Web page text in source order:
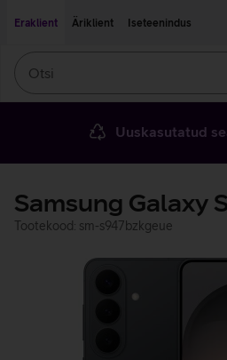
Eraklient
Äriklient Iseteenindus
Uuskasutatud
Samsung Galaxy
Tootekood: sm-s947bzkgeue